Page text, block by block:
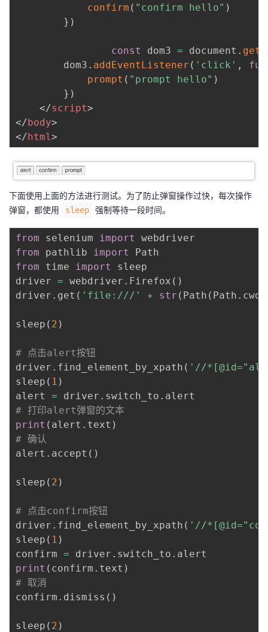
confirm ( "confirm hello" )
} )
const dom3 = document .
        dom3
. addEventListener ( 'click' ,
prompt ( "prompt hello" )
} )
</script>
</body>
</html>
下面使用上面的方法进行测试。为了防止弹窗操作过快，每次操作
弹窗，都使用
sleep 强制等待一段时间。
from selenium import
from pathlib import
from time import
sleep
driver = webdriver . Firefox ( )
driver . get ( 'file:///' + str ( Path ( Path . cwd
sleep ( 2 )
# 点击alert按钮
driver . find_element_by_xpath ( '//
sleep ( 1 )
alert = driver . switch_to .
# 打印alert弹窗的文本
print ( alert . text )
# 确认
alert . accept ( )
sleep ( 2 )
# 点击confirm按钮
driver . find_element_by_xpath ( '//
sleep ( 1 )
confirm = driver . switch_to .
print ( confirm . text )
# 取消
confirm . dismiss ( )
sleep ( 2 )